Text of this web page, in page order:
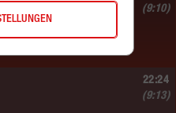
(9:10)
22:24
(9:13)